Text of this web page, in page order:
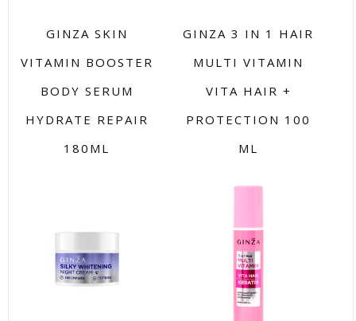
GINZA SKIN
VITAMIN BOOSTER
BODY SERUM
HYDRATE REPAIR
180ML
GINZA 3 IN 1 HAIR
MULTI VITAMIN
VITA HAIR +
PROTECTION 100
ML